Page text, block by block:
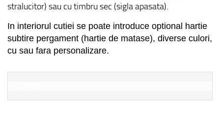
stralucitor) sau cu timbru sec (sigla apasata).
In interiorul cutiei se poate introduce optional hartie
subtire pergament (hartie de matase), diverse culori,
cu sau fara personalizare.